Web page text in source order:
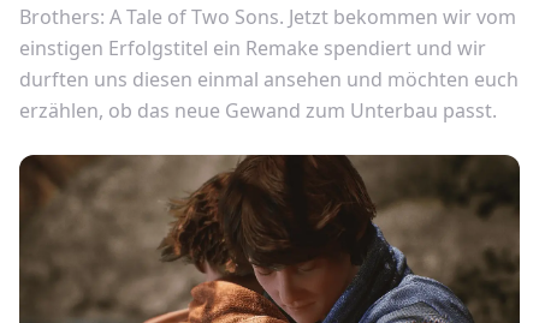
Brothers: A Tale of Two Sons. Jetzt bekommen wir vom
einstigen Erfolgstitel ein Remake spendiert und wir
durften uns diesen einmal ansehen und möchten euch
erzählen, ob das neue Gewand zum Unterbau passt.